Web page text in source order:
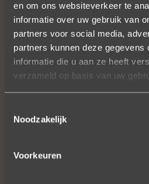
en om ons websiteverkeer te
informatie over uw gebruik van
partners voor social media,
partners kunnen deze gegevens
informatie die u aan ze heeft
verzameld op basis van uw
Noodzakelijk
Voorkeuren
Sieraden online
subliem! Zoals altijd!
verzameling
Ik dank het hele team
prachtige juweeltje, en